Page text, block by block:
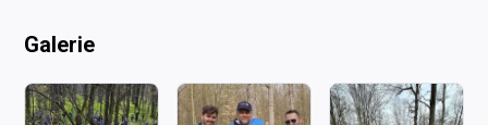
Galerie